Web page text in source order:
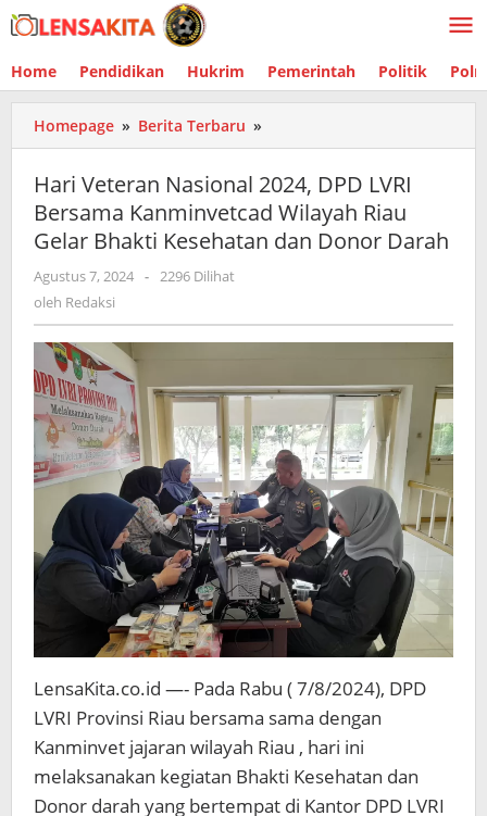
Lewati
ke
Home Pendidikan Hukrim Pemerintah Politik
Homepage » Berita Terbaru »
Veteran
2024,
DPD
LVRI
Riau
Kesehatan
dan
Donor
Darah
Hari Veteran Nasional 2024, DPD LVRI
Bersama Kanminvetcad Wilayah Riau
Gelar Bhakti Kesehatan dan Donor Darah
Agustus 7, 2024 oleh
- 2296 Dilihat
oleh Redaksi
LensaKita.co.id —- Pada Rabu ( 7/8/2024), DPD
LVRI Provinsi Riau bersama sama dengan
Kanminvet jajaran wilayah Riau , hari ini
melaksanakan kegiatan Bhakti Kesehatan dan
Donor darah yang bertempat di Kantor DPD LVRI